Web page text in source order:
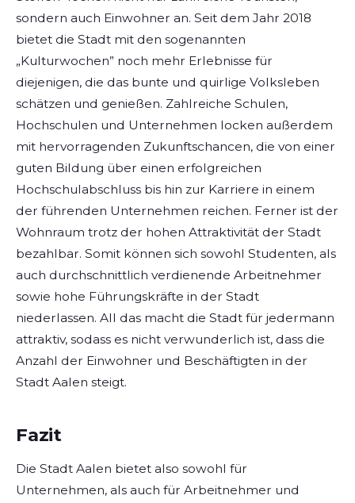
sondern auch Einwohner an. Seit dem Jahr 2018
bietet die Stadt mit den sogenannten
„Kulturwochen” noch mehr Erlebnisse für
diejenigen, die das bunte und quirlige Volksleben
schätzen und genießen. Zahlreiche Schulen,
Hochschulen und Unternehmen locken außerdem
mit hervorragenden Zukunftschancen, die von einer
guten Bildung über einen erfolgreichen
Hochschulabschluss bis hin zur Karriere in einem
der führenden Unternehmen reichen. Ferner ist der
Wohnraum trotz der hohen Attraktivität der Stadt
bezahlbar. Somit können sich sowohl Studenten, als
auch durchschnittlich verdienende Arbeitnehmer
sowie hohe Führungskräfte in der Stadt
niederlassen. All das macht die Stadt für jedermann
attraktiv, sodass es nicht verwunderlich ist, dass die
Anzahl der Einwohner und Beschäftigten in der
Stadt Aalen steigt.
Fazit
Die Stadt Aalen bietet also sowohl für
Unternehmen, als auch für Arbeitnehmer und